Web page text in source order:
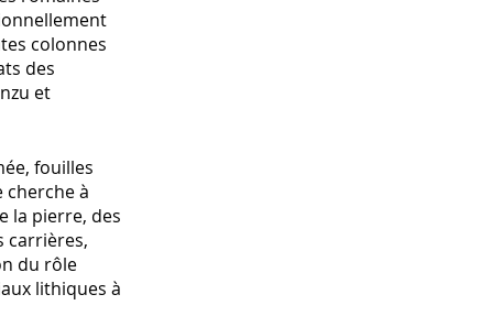
colonnes
des
et
fouilles
cherche à
la pierre, des
carrières,
du rôle
lithiques à